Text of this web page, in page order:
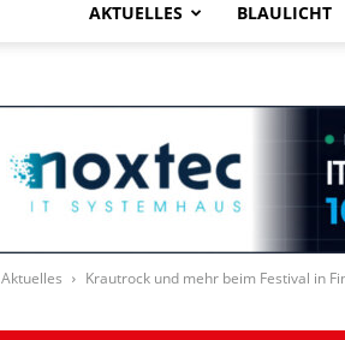
AKTUELLES BLAULICHT
Aktuelles Krautrock und mehr beim Festival in